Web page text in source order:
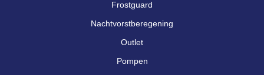
Frostguard
Nachtvorstberegening
Outlet
Pompen